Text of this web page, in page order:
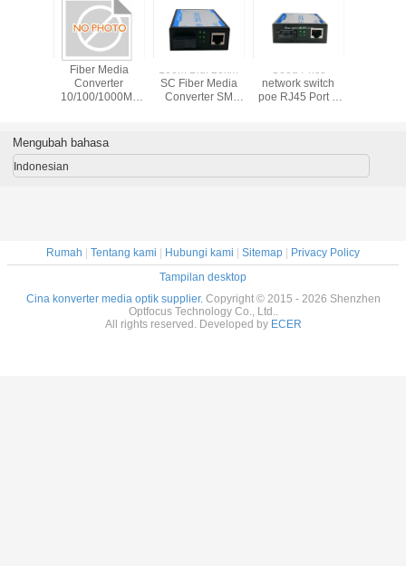
Fiber Media
Converter
10/100/1000M ,
100M Bidi 20km
SC Fiber Media
Converter SM
Good Price
network switch
poe RJ45 Port 4
switch
Mengubah bahasa
Indonesian
Rumah | Tentang kami | Hubungi kami | Sitemap | Privacy Policy
Tampilan desktop
Cina konverter media optik supplier. Copyright © 2015 - 2026 Shenzhen
Optfocus Technology Co., Ltd..
All rights reserved. Developed by ECER